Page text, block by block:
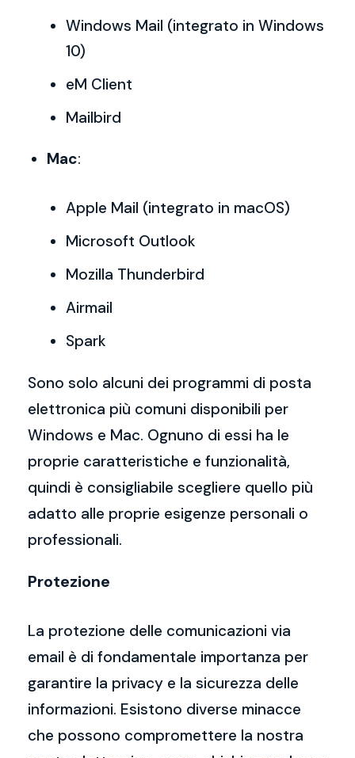
Windows Mail (integrato in Windows
10)
eM Client
Mailbird
Mac:
Apple Mail (integrato in macOS)
Microsoft Outlook
Mozilla Thunderbird
Airmail
Spark
Sono solo alcuni dei programmi di posta
elettronica più comuni disponibili per
Windows e Mac. Ognuno di essi ha le
proprie caratteristiche e funzionalità,
quindi è consigliabile scegliere quello più
adatto alle proprie esigenze personali o
professionali.
Protezione
La protezione delle comunicazioni via
email è di fondamentale importanza per
garantire la privacy e la sicurezza delle
informazioni. Esistono diverse minacce
che possono compromettere la nostra